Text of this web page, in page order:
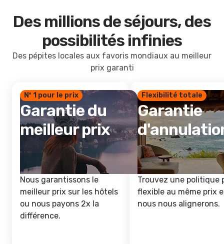
Des millions de séjours, des
possibilités infinies
Des pépites locales aux favoris mondiaux au meilleur
prix garanti
Nº 1 pour le prix
Garantie du
meilleur prix
Nous garantissons le
meilleur prix sur les hôtels
ou nous payons 2x la
différence.
Flexibilité totale
Garantie
Trouvez une politique
flexible au même prix
nous nous alignerons.